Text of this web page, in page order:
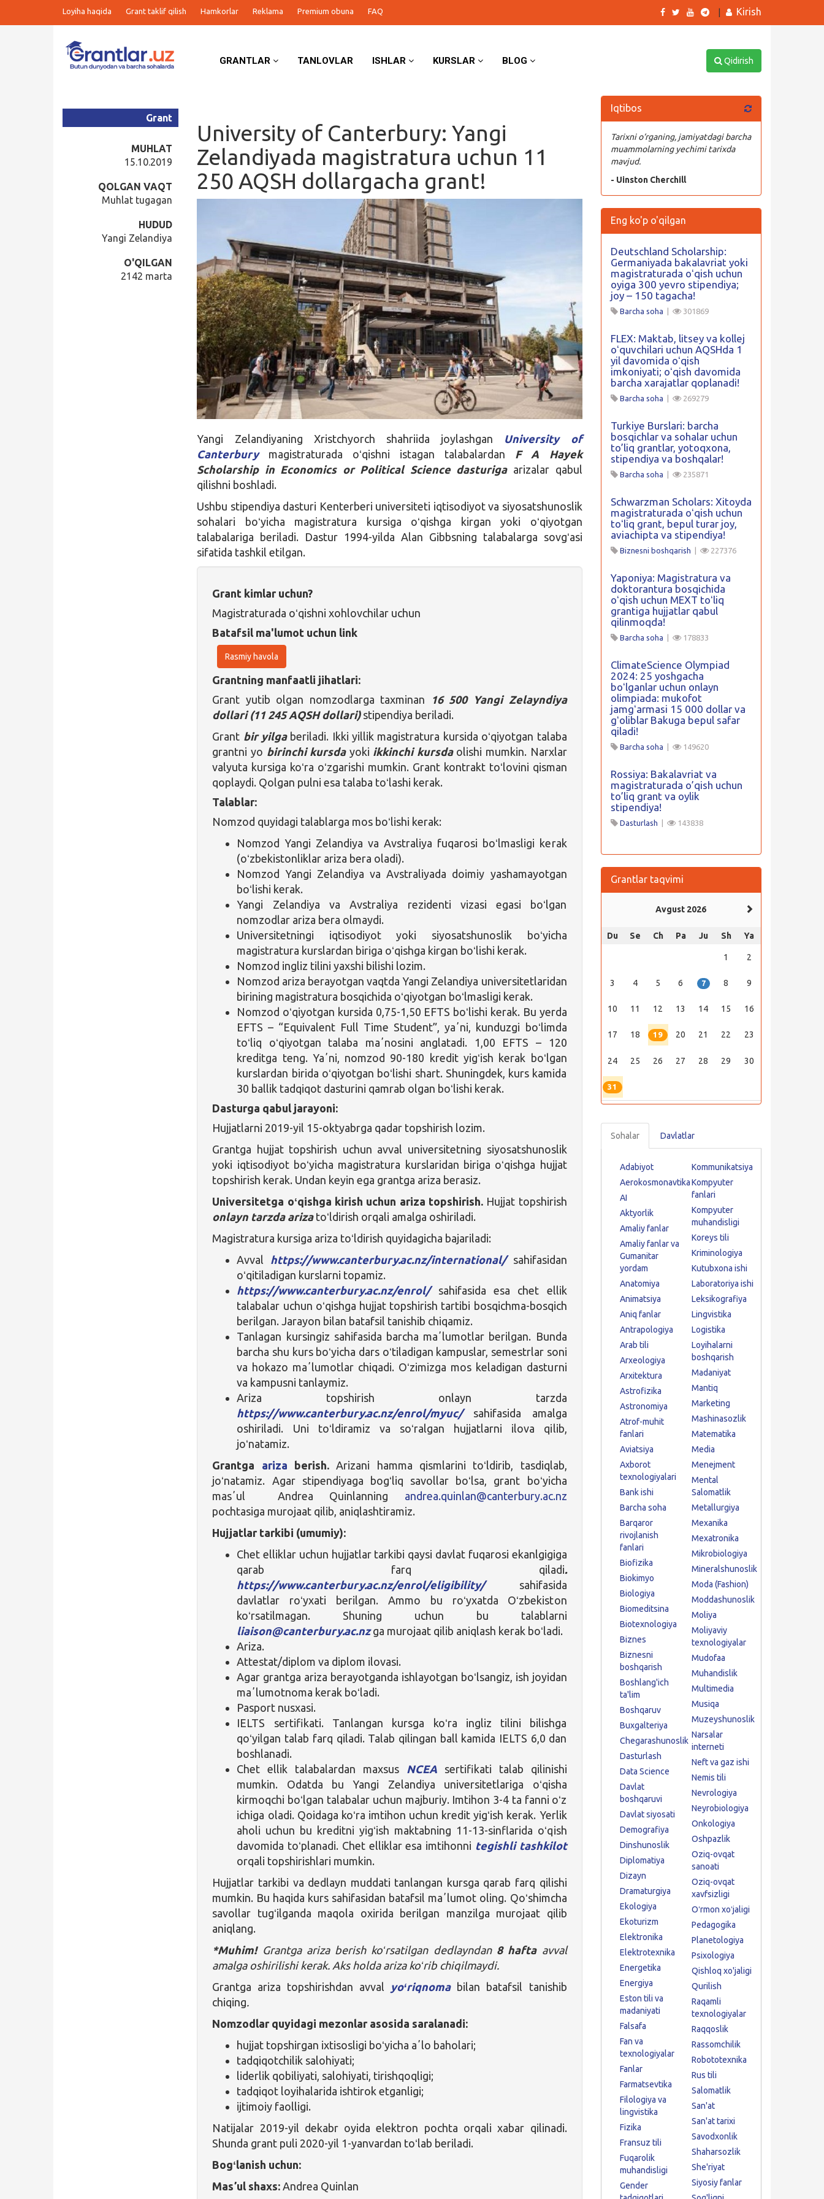
Loyiha haqida Grant taklif qilish Hamkorlar Reklama Premium obuna FAQ Kirish
GRANTLAR TANLOVLAR ISHLAR KURSLAR BLOG Qidirish
University of Canterbury: Yangi
Zelandiyada magistratura uchun 11
250 AQSH dollargacha grant!
Grant
MUHLAT
15.10.2019
QOLGAN VAQT
Muhlat tugagan
HUDUD
Yangi Zelandiya
O'QILGAN
2142 marta
Yangi Zelandiyaning Xristchyorch shahriida joylashgan University of
Canterburymagistraturada oʻqishni istagan talabalardan F A Hayek
Scholarship in Economics or Political Science dasturigaarizalar qabul
qilishni boshladi.
Ushbu stipendiya dasturi Kenterberi universiteti iqtisodiyot va siyosatshunoslik
sohalari boʻyicha magistratura kursiga oʻqishga kirgan yoki oʻqiyotgan
talabalariga beriladi. Dastur 1994-yilda Alan Gibbsning talabalarga sovgʻasi
sifatida tashkil etilgan.
Grant kimlar uchun?
Magistraturada oʻqishni xohlovchilar uchun
Batafsil ma'lumot uchun link
Rasmiy havola
Grantning manfaatli jihatlari:
Grant yutib olgan nomzodlarga taxminan 16 500 Yangi Zelayndiya
dollari (11 245AQSH dollari)stipendiya beriladi.
Grant bir yilgaberiladi. Ikki yillik magistratura kursida oʻqiyotgan talaba
grantni yo birinchi kursdayoki ikkinchi kursdaolishi mumkin. Narxlar
valyuta kursiga koʻra oʻzgarishi mumkin. Grant kontrakt toʻlovini qisman
qoplaydi. Qolgan pulni esa talaba toʻlashi kerak.
Talablar:
Nomzod quyidagi talablarga mos boʻlishi kerak:
Nomzod Yangi Zelandiya va Avstraliya fuqarosi boʻlmasligi kerak
(oʻzbekistonliklar ariza bera oladi).
Nomzod Yangi Zelandiya va Avstraliyada doimiy yashamayotgan
boʻlishi kerak.
Yangi Zelandiya va Avstraliya rezidenti vizasi egasi boʻlgan
nomzodlar ariza bera olmaydi.
Universitetningi iqtisodiyot yoki siyosatshunoslik boʻyicha
magistratura kurslardan biriga oʻqishga kirgan boʻlishi kerak.
Nomzod ingliz tilini yaxshi bilishi lozim.
Nomzod ariza berayotgan vaqtda Yangi Zelandiya universitetlaridan
birining magistratura bosqichida oʻqiyotgan boʻlmasligi kerak.
Nomzod oʻqiyotgan kursida 0,75-1,50 EFTS boʻlishi kerak. Bu yerda
EFTS – “Equivalent Full Time Student”, yaʼni, kunduzgi boʻlimda
toʻliq oʻqiyotgan talaba maʼnosini anglatadi. 1,00 EFTS – 120
kreditga teng. Yaʼni, nomzod 90-180 kredit yigʻish kerak boʻlgan
kurslardan birida oʻqiyotgan boʻlishi shart. Shuningdek, kurs kamida
30 ballik tadqiqot dasturini qamrab olgan boʻlishi kerak.
Dasturga qabul jarayoni:
Hujjatlarni 2019-yil 15-oktyabrga qadar topshirish lozim.
Grantga hujjat topshirish uchun avval universitetning siyosatshunoslik
yoki iqtisodiyot boʻyicha magistratura kurslaridan biriga oʻqishga hujjat
topshirish kerak. Undan keyin ega grantga ariza berasiz.
Universitetga oʻqishga kirish uchun ariza topshirish.Hujjat topshirish
onlayn tarzda arizatoʻldirish orqali amalga oshiriladi.
Magistratura kursiga ariza toʻldirish quyidagicha bajariladi:
Avval
https://www.canterbury.ac.nz/international/ sahifasidan
oʻqitiladigan kurslarni topamiz.
https://www.canterbury.ac.nz/enrol/sahifasida esa chet ellik
talabalar uchun oʻqishga hujjat topshirish tartibi bosqichma-bosqich
berilgan. Jarayon bilan batafsil tanishib chiqamiz.
Tanlagan kursingiz sahifasida barcha maʼlumotlar berilgan. Bunda
barcha shu kurs boʻyicha dars oʻtiladigan kampuslar, semestrlar soni
va hokazo maʼlumotlar chiqadi. Oʻzimizga mos keladigan dasturni
va kampusni tanlaymiz.
Ariza topshirish onlayn tarzda
https://www.canterbury.ac.nz/enrol/myuc/sahifasida amalga
oshiriladi. Uni toʻldiramiz va soʻralgan hujjatlarni ilova qilib,
joʻnatamiz.
Grantga ariza berish. Arizani hamma qismlarini toʻldirib, tasdiqlab,
joʻnatamiz. Agar stipendiyaga bogʻliq savollar boʻlsa, grant boʻyicha
masʼul Andrea Quinlanning andrea.quinlan@canterbury.ac.nz
pochtasiga murojaat qilib, aniqlashtiramiz.
Hujjatlar tarkibi (umumiy):
Chet elliklar uchun hujjatlar tarkibi qaysi davlat fuqarosi ekanlgigiga
qarab farq qiladi.
https://www.canterbury.ac.nz/enrol/eligibility/ sahifasida
davlatlar roʻyxati berilgan. Ammo bu roʻyxatda Oʻzbekiston
koʻrsatilmagan. Shuning uchun bu talablarni
liaison@canterbury.ac.nzga murojaat qilib aniqlash kerak boʻladi.
Ariza.
Attestat/diplom va diplom ilovasi.
Agar grantga ariza berayotganda ishlayotgan boʻlsangiz, ish joyidan
maʼlumotnoma kerak boʻladi.
Pasport nusxasi.
IELTS sertifikati. Tanlangan kursga koʻra ingliz tilini bilishga
qoʻyilgan talab farq qiladi. Talab qilingan ball kamida IELTS 6,0 dan
boshlanadi.
Chet ellik talabalardan maxsus
NCEAsertifikati talab qilinishi
mumkin. Odatda bu Yangi Zelandiya universitetlariga oʻqisha
kirmoqchi boʻlgan talabalar uchun majburiy. Imtihon 3-4 ta fanni oʻz
ichiga oladi. Qoidaga koʻra imtihon uchun kredit yigʻish kerak. Yerlik
aholi uchun bu kreditni yigʻish maktabning 11-13-sinflarida oʻqish
davomida toʻplanadi. Chet elliklar esa imtihonni tegishli tashkilot
orqali topshirishlari mumkin.
Hujjatlar tarkibi va dedlayn muddati tanlangan kursga qarab farq qilishi
mumkin. Bu haqida kurs sahifasidan batafsil maʼlumot oling. Qoʻshimcha
savollar tugʻilganda maqola oxirida berilgan manzilga murojaat qilib
aniqlang.
*Muhim!Grantga ariza berish koʻrsatilgan dedlayndan 8 haftaavval
amalga oshirilishi kerak. Aks holda ariza koʻrib chiqilmaydi.
Grantga ariza topshirishdan avval yoʻriqnomabilan batafsil tanishib
chiqing
Nomzodlar quyidagi mezonlar asosida saralanadi:
hujjat topshirgan ixtisosligi boʻyicha aʼlo baholari;
tadqiqotchilik salohiyati;
liderlik qobiliyati, salohiyati, tirishqoqligi;
tadqiqot loyihalarida ishtirok etganligi;
ijtimoiy faolligi.
Natijalar 2019-yil dekabr oyida elektron pochta orqali xabar qilinadi.
Shunda grant puli 2020-yil 1-yanvardan toʻlab beriladi.
Bogʻlanish uchun:
Masʼul shaxs: Andrea Quinlan
Iqtibos
Tarixni o‘rganing, jamiyatdagi barcha
muammolarning yechimi tarixda
mavjud.
- Uinston Cherchill
Eng ko'p o'qilgan
Deutschland Scholarship:
Germaniyada bakalavriat yoki
magistraturada oʻqish uchun
oyiga 300 yevro stipendiya;
joy – 150 tagacha!
Barcha soha 301869
FLEX: Maktab, litsey va kollej
oʻquvchilari uchun AQSHda 1
yil davomida oʻqish
imkoniyati; oʻqish davomida
barcha xarajatlar qoplanadi!
Barcha soha 269279
Turkiye Burslari: barcha
bosqichlar va sohalar uchun
to’liq grantlar, yotoqxona,
stipendiya va boshqalar!
Barcha soha 235871
Schwarzman Scholars: Xitoyda
magistraturada oʻqish uchun
toʻliq grant, bepul turar joy,
aviachipta va stipendiya!
Biznesni boshqarish 227376
Yaponiya: Magistratura va
doktorantura bosqichida
oʻqish uchun MEXT toʻliq
grantiga hujjatlar qabul
qilinmoqda!
Barcha soha 178833
ClimateScience Olympiad
2024: 25 yoshgacha
boʻlganlar uchun onlayn
olimpiada: mukofot
jamgʻarmasi 15 000 dollar va
gʻoliblar Bakuga bepul safar
qiladi!
Barcha soha 149620
Rossiya: Bakalavriat va
magistraturada o’qish uchun
to’liq grant va oylik
stipendiya!
Dasturlash 143838
Grantlar taqvimi
Avgust 2026
Du Se Ch Pa Ju Sh Ya
1 2
3 4 5 6 7 8 9
10 11 12 13 14 15 16
17 18 19 20 21 22 23
24 25 26 27 28 29 30
31
Sohalar Davlatlar
Adabiyot
Aerokosmonavtika
AI
Aktyorlik
Amaliy fanlar
Amaliy fanlar va
Gumanitar
yordam
Anatomiya
Animatsiya
Aniq fanlar
Antrapologiya
Arab tili
Arxeologiya
Arxitektura
Astrofizika
Astronomiya
Atrof-muhit
fanlari
Aviatsiya
Axborot
texnologiyalari
Bank ishi
Barcha soha
Barqaror
rivojlanish
fanlari
Biofizika
Biokimyo
Biologiya
Biomeditsina
Biotexnologiya
Biznes
Biznesni
boshqarish
Boshlang'ich
ta'lim
Boshqaruv
Buxgalteriya
Chegarashunoslik
Dasturlash
Data Science
Davlat
boshqaruvi
Davlat siyosati
Demografiya
Dinshunoslik
Diplomatiya
Dizayn
Dramaturgiya
Ekologiya
Ekoturizm
Elektronika
Elektrotexnika
Energetika
Energiya
Eston tili va
madaniyati
Falsafa
Fan va
texnologiyalar
Fanlar
Farmatsevtika
Filologiya va
lingvistika
Fizika
Fransuz tili
Fuqarolik
muhandisligi
Gender
Kommunikatsiya
Kompyuter
fanlari
Kompyuter
muhandisligi
Koreys tili
Kriminologiya
Kutubxona ishi
Laboratoriya ishi
Leksikografiya
Lingvistika
Logistika
Loyihalarni
boshqarish
Madaniyat
Mantiq
Marketing
Mashinasozlik
Matematika
Media
Menejment
Mental
Salomatlik
Metallurgiya
Mexanika
Mexatronika
Mikrobiologiya
Mineralshunoslik
Moda (Fashion)
Moddashunoslik
Moliya
Moliyaviy
texnologiyalar
Mudofaa
Muhandislik
Multimedia
Musiqa
Muzeyshunoslik
Narsalar
interneti
Neft va gaz ishi
Nemis tili
Nevrologiya
Neyrobiologiya
Onkologiya
Oshpazlik
Oziq-ovqat
sanoati
Oziq-ovqat
xavfsizligi
Oʻrmon xoʻjaligi
Pedagogika
Planetologiya
Psixologiya
Qishloq xo'jaligi
Qurilish
Raqamli
texnologiyalar
Raqqoslik
Rassomchilik
Robototexnika
Rus tili
Salomatlik
San'at
San'at tarixi
Savodxonlik
Shaharsozlik
She'riyat
Siyosiy fanlar